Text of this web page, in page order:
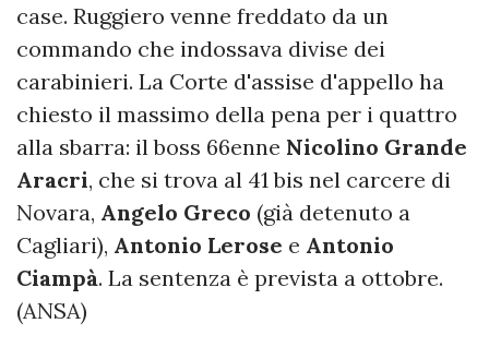
case. Ruggiero venne freddato da un
commando che indossava divise dei
carabinieri. La Corte d'assise d'appello ha
chiesto il massimo della pena per i quattro
alla sbarra: il boss 66enne Nicolino Grande
Aracri, che si trova al 41 bis nel carcere di
Novara, Angelo Greco (già detenuto a
Cagliari), Antonio Lerose e Antonio
Ciampà. La sentenza è prevista a ottobre.
(ANSA)